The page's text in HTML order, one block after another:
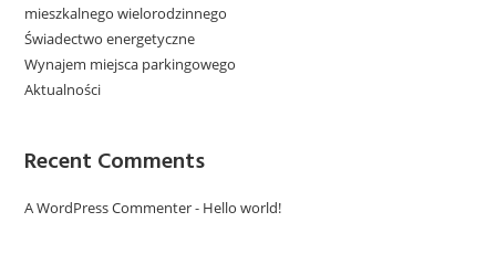
mieszkalnego wielorodzinnego
Świadectwo energetyczne
Wynajem miejsca parkingowego
Aktualności
Recent Comments
A WordPress Commenter- Hello world!